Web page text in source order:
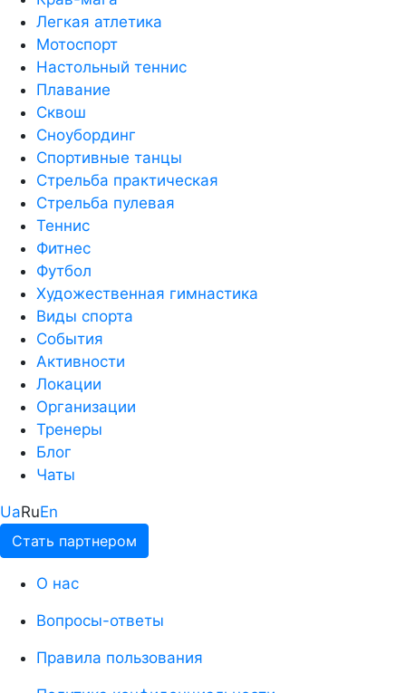
Легкая атлетика
Мотоспорт
Настольный теннис
Плавание
Сквош
Сноубординг
Спортивные танцы
Стрельба практическая
Стрельба пулевая
Теннис
Фитнес
Футбол
Художественная гимнастика
Виды спорта
События
Активности
Локации
Организации
Тренеры
Блог
Чаты
UaRuEn
Стать партнером
О нас
Вопросы-ответы
Правила пользования